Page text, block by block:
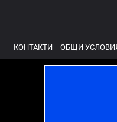
КОНТАКТИ ОБЩИ